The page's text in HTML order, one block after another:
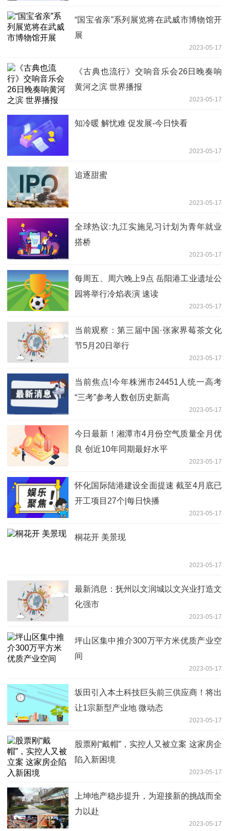
“国宝省亲”系列展览将在武威市博物馆开
展
2023-05-17
《古典也流行》交响音乐会26日晚奏响
黄河之滨 世界播报
2023-05-17
知冷暖 解忧难 促发展-今日快看
2023-05-17
追逐甜蜜
2023-05-17
全球热议:九江实施见习计划为青年就业
搭桥
2023-05-17
每周五、周六晚上9点 岳阳港工业遗址公
园将举行冷焰表演 速读
2023-05-17
当前观察：第三届中国·张家界莓茶文化
节5月20日举行
2023-05-17
当前焦点!今年株洲市24451人统一高考
“三考”参考人数创历史新高
2023-05-17
今日最新！湘潭市4月份空气质量全月优
良 创近10年同期最好水平
2023-05-17
怀化国际陆港建设全面提速 截至4月底已
开工项目27个|每日快播
2023-05-17
桐花开 美景现
2023-05-17
最新消息：抚州以文润城以文兴业打造文
化强市
2023-05-17
坪山区集中推介300万平方米优质产业空
间
2023-05-17
坂田引入本土科技巨头前三供应商！将出
让1宗新型产业地 微动态
2023-05-17
股票刚“戴帽”，实控人又被立案 这家房企
陷入新困境
2023-05-17
上坤地产稳步提升，为迎接新的挑战而全
力以赴
2023-05-17